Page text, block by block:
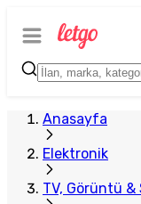
Anasayfa
Elektronik
TV, Görüntü &